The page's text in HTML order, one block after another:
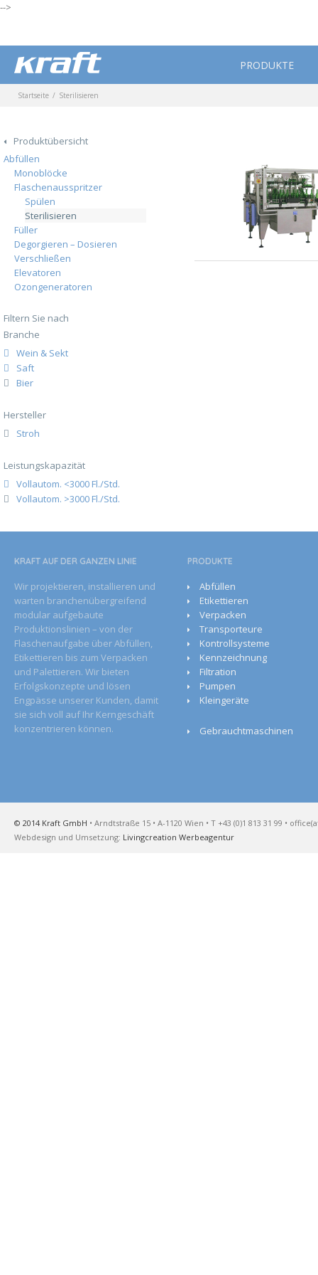
-->
PRODUKTE
Startseite Sterilisieren
Produktübersicht
Abfüllen
Monoblöcke
Flaschenausspritzer
Spülen
Sterilisieren
Füller
Degorgieren – Dosieren
Verschließen
Elevatoren
Ozongeneratoren
Filtern Sie nach
Branche
Wein & Sekt
Saft
Bier
Hersteller
Stroh
Leistungskapazität
Vollautom. <3000 Fl./Std.
Vollautom. >3000 Fl./Std.
KRAFT AUF DER GANZEN­ LINIE
Wir projektieren, installieren und
warten branchenübergreifend
modular aufgebaute
Produktionslinien – von der
Flaschenaufgabe über Abfüllen,
Etikettieren bis zum Verpacken
und Palettieren. Wir bieten
Erfolgskonzepte und lösen
Engpässe unserer Kunden, damit
sie sich voll auf Ihr Kerngeschäft
konzentrieren können.
PRODUKTE
Abfüllen
Etikettieren
Verpacken
Transporteure
Kontrollsysteme
Kennzeichnung
Filtration
Pumpen
Kleingeräte
Gebrauchtmaschinen
© 2014 Kraft GmbH • Arndtstraße 15 • A-1120 Wien • T +43 (0)1 813 31 99 •
Webdesign und Umsetzung: Livingcreation Werbeagentur